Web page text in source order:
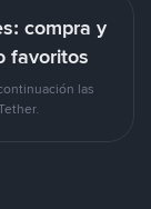
compra y
favoritos
las